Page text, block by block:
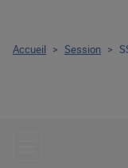
Accueil > Session >